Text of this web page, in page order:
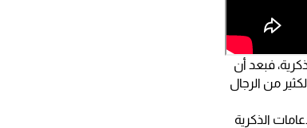
فبعد أن
من الرجال
الذكرية